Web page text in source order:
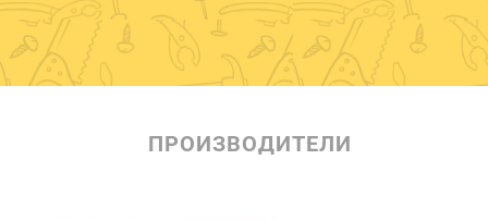
ПРОИЗВОДИТЕЛИ